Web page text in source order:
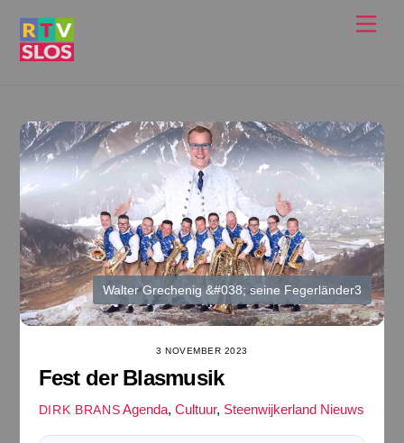
Walter Grechenig &#038; seine Fegerländer3
3 NOVEMBER 2023
Fest der Blasmusik
DIRK BRANS Agenda,Cultuur, Steenwijkerland Nieuws